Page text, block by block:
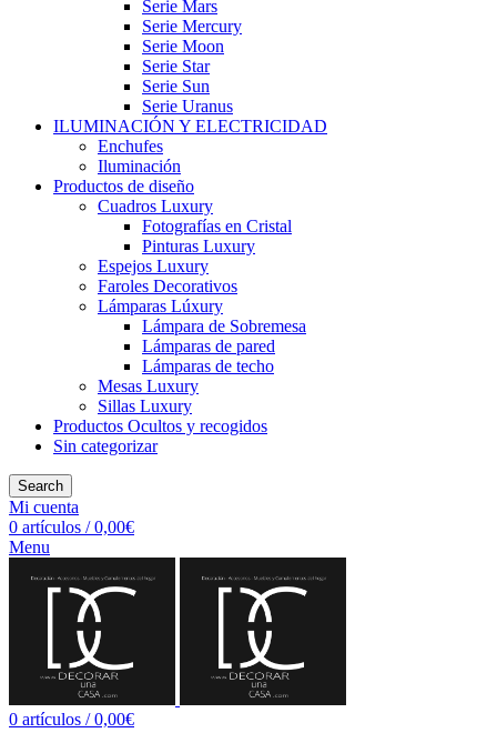
Serie Mars
Serie Mercury
Serie Moon
Serie Star
Serie Sun
Serie Uranus
ILUMINACIÓN Y ELECTRICIDAD
Enchufes
Iluminación
Productos de diseño
Cuadros Luxury
Fotografías en Cristal
Pinturas Luxury
Espejos Luxury
Faroles Decorativos
Lámparas Lúxury
Lámpara de Sobremesa
Lámparas de pared
Lámparas de techo
Mesas Luxury
Sillas Luxury
Productos Ocultos y recogidos
Sin categorizar
Search
Mi cuenta
0 artículos / 0,00€
Menu
0 artículos / 0,00€